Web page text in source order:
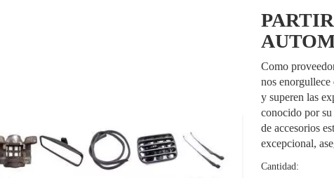
Como
nos enorgullece
y superen las
conocido por
de accesorios
excepcional,
Cantidad: